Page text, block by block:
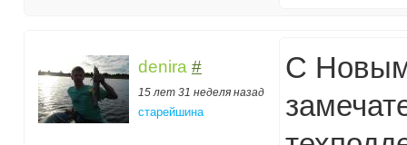
denira #
15 лет 31 неделя назад
старейшина
С